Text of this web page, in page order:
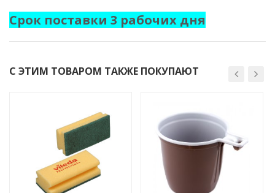
Срок поставки 3 рабочих дня
С ЭТИМ ТОВАРОМ ТАКЖЕ ПОКУПАЮТ